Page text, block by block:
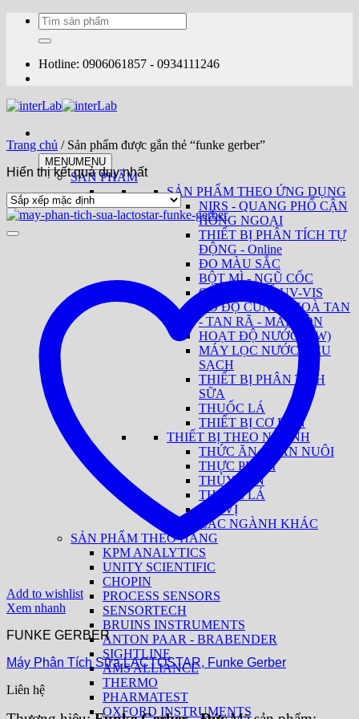
dung
Tìm
kiếm:
Hotline: 0906061857 - 0934111246
MENUMENU
SẢN PHẨM
SẢN PHẨM THEO ỨNG DỤNG
NIRS - QUANG PHỔ CẬN
HỒNG NGOẠI
THIẾT BỊ PHÂN TÍCH TỰ
ĐỘNG - Online
ĐO MÀU SẮC
BỘT MÌ - NGŨ CỐC
QUANG PHỔ UV-VIS
ĐO ĐỘ CỨNG - HOÀ TAN
- TAN RÃ - MÀI MÒN
HOẠT ĐỘ NƯỚC (AW)
MÁY LỌC NƯỚC SIÊU
SẠCH
THIẾT BỊ PHÂN TÍCH
SỮA
THUỐC LÁ
THIẾT BỊ CƠ BẢN
THIẾT BỊ THEO NGÀNH
THỨC ĂN CHĂN NUÔI
THỰC PHẨM
THỦY SẢN
THUỐC LÁ
GIA VỊ
CÁC NGÀNH KHÁC
SẢN PHẨM THEO HÃNG
KPM ANALYTICS
UNITY SCIENTIFIC
CHOPIN
PROCESS SENSORS
SENSORTECH
BRUINS INSTRUMENTS
ANTON PAAR - BRABENDER
SIGHTLINE
AMS ALLIANCE
THERMO
PHARMATEST
OXFORD INSTRUMENTS
Trang chủ /Sản phẩm được gắn thẻ “funke gerber”
Hiển thị kết quả duy nhất
Add to wishlist
Xem nhanh
FUNKE GERBER
Máy Phân Tích Sữa LACTOSTAR, Funke Gerber
Liên hệ